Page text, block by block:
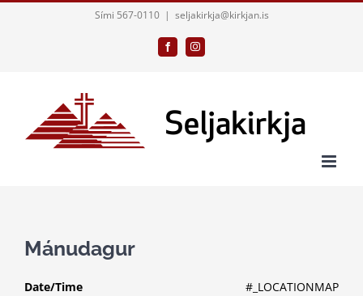
Sími 567-0110 | seljakirkja@kirkjan.is
FacebookInstagram
Mánudagur
#_LOCATIONMAP
Date/Time